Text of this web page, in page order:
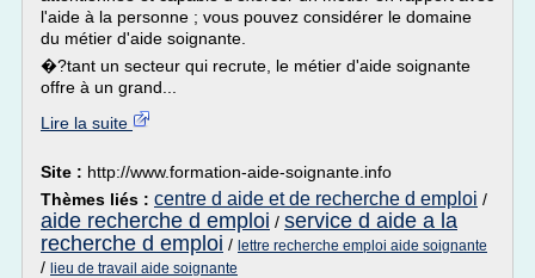
l'aide à la personne ; vous pouvez considérer le domaine
du métier d'aide soignante.
�?tant un secteur qui recrute, le métier d'aide soignante
offre à un grand...
Lire la suite
Site : http://www.formation-aide-soignante.info
Thèmes liés : centre d aide et de recherche d emploi /
aide recherche d emploi / service d aide a la
recherche d emploi / lettre recherche emploi aide soignante
/ lieu de travail aide soignante